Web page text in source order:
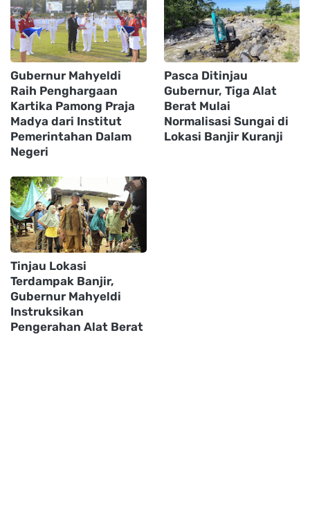
Gubernur Mahyeldi
Raih Penghargaan
Kartika Pamong Praja
Madya dari Institut
Pemerintahan Dalam
Negeri
Pasca Ditinjau
Gubernur, Tiga Alat
Berat Mulai
Normalisasi Sungai di
Lokasi Banjir Kuranji
Tinjau Lokasi
Terdampak Banjir,
Gubernur Mahyeldi
Instruksikan
Pengerahan Alat Berat